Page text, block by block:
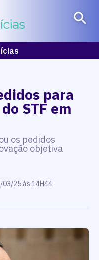
para
STF em
os pedidos
objetiva
25 às 14H44